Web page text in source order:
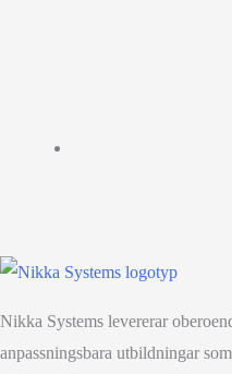
Nikka Systems levererar
anpassningsbara utbildningar